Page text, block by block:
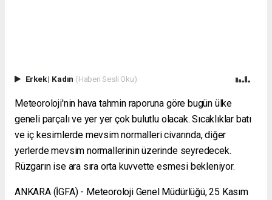
Erkek| Kadın (Haberi Sesli Oku)
Meteoroloji'nin hava tahmin raporuna göre bugün ülke
geneli parçalı ve yer yer çok bulutlu olacak. Sıcaklıklar batı
ve iç kesimlerde mevsim normalleri civarında, diğer
yerlerde mevsim normallerinin üzerinde seyredecek.
Rüzgarın ise ara sıra orta kuvvette esmesi bekleniyor.
ANKARA (İGFA) - Meteoroloji Genel Müdürlüğü, 25 Kasım